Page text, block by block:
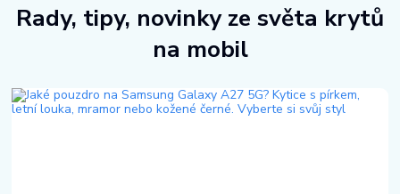
Rady, tipy, novinky ze světa krytů
na mobil